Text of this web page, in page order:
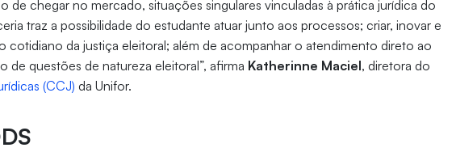
de chegar no mercado, situações singulares vinculadas à prática jurídica do
traz a possibilidade do estudante atuar junto aos processos; criar, inovar e
cotidiano da justiça eleitoral; além de acompanhar o atendimento direto ao
de questões de natureza eleitoral”, afirma Katherinne Maciel, diretora do
(CCJ) da Unifor.